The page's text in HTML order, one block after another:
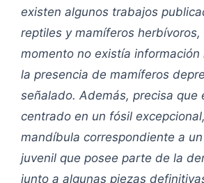
existen algunos trabajos
reptiles y mamíferos herbívoros,
momento no existía información
la presencia de mamíferos
señalado. Además, precisa que
centrado en un fósil
mandíbula correspondiente a
juvenil que posee parte de la
junto a algunas piezas